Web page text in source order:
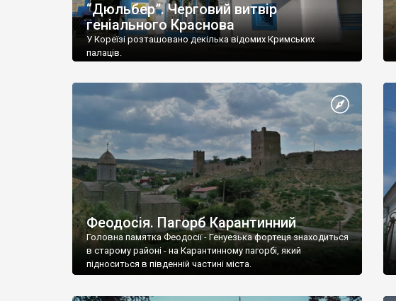
“Дюльбер”. Черговий витвір
геніального Краснова
У Кореїзі розташовано декілька відомих Кримських
палаців.
Феодосія. Пагорб Карантинний
Головна памятка Феодосії - Генуезька фортеця знаходиться
в старому районі - на Карантинному пагорбі, який
підноситься в південній частині міста.